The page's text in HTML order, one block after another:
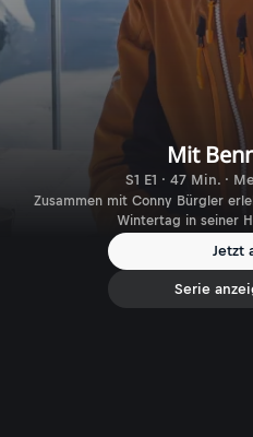
Mit
S1 E1 · 47 Min. ·
Zusammen mit Conny Bürgler
Wintertag in seiner
Jetzt
Serie